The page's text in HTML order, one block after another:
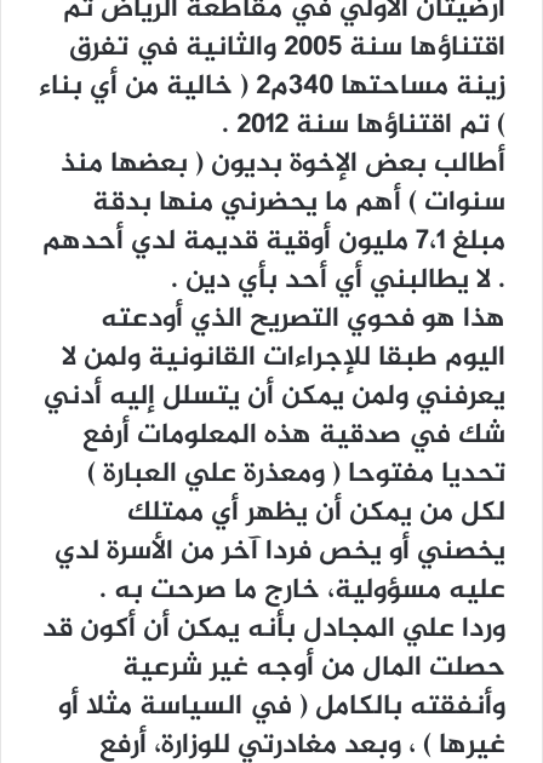
ﺃﺭﺿﻴﺘﺎﻥ ﺍﻷﻭﻟﻲ ﻓﻲ ﻣﻘﺎﻃﻌﺔ ﺍﻟﺮﻳﺎﺽ ﺗﻢ
ﺍﻗﺘﻨﺎﺅﻫﺎ ﺳﻨﺔ ٢٠٠٥ ﻭﺍﻟﺜﺎﻧﻴﺔ ﻓﻲ ﺗﻔﺮﻕ
ﺯﻳﻨﺔ ﻣﺴﺎﺣﺘﻬﺎ ٣٤٠ﻡ٢ ‏( ﺧﺎﻟﻴﺔ ﻣﻦ ﺃﻱ ﺑﻨﺎﺀ
‏) ﺗﻢ ﺍﻗﺘﻨﺎﺅﻫﺎ ﺳﻨﺔ ٢٠١٢ .
ﺃﻃﺎﻟﺐ ﺑﻌﺾ ﺍﻹﺧﻮﺓ ﺑﺪﻳﻮﻥ ‏( ﺑﻌﻀﻬﺎ ﻣﻨﺬ
ﺳﻨﻮﺍﺕ ‏) ﺃﻫﻢ ﻣﺎ ﻳﺤﻀﺮﻧﻲ ﻣﻨﻬﺎ ﺑﺪﻗﺔ
ﻣﺒﻠﻎ ٧،١ ﻣﻠﻴﻮﻥ ﺃﻭﻗﻴﺔ ﻗﺪﻳﻤﺔ ﻟﺪﻱ ﺃﺣﺪﻫﻢ
. ﻻ ﻳﻄﺎﻟﺒﻨﻲ ﺃﻱ ﺃﺣﺪ ﺑﺄﻱ ﺩﻳﻦ .
ﻫﺬﺍ ﻫﻮ ﻓﺤﻮﻱ ﺍﻟﺘﺼﺮﻳﺢ ﺍﻟﺬﻱ ﺃﻭﺩﻋﺘﻪ
ﺍﻟﻴﻮﻡ ﻃﺒﻘﺎ ﻟﻺﺟﺮﺍﺀﺍﺕ ﺍﻟﻘﺎﻧﻮﻧﻴﺔ ﻭﻟﻤﻦ ﻻ
ﻳﻌﺮﻓﻨﻲ ﻭﻟﻤﻦ ﻳﻤﻜﻦ ﺃﻥ ﻳﺘﺴﻠﻞ ﺇﻟﻴﻪ ﺃﺩﻧﻲ
ﺷﻚ ﻓﻲ ﺻﺪﻗﻴﺔ ﻫﺬﻩ ﺍﻟﻤﻌﻠﻮﻣﺎﺕ ﺃﺭﻓﻊ
ﺗﺤﺪﻳﺎ ﻣﻔﺘﻮﺣﺎ ‏( ﻭﻣﻌﺬﺭﺓ ﻋﻠﻲ ﺍﻟﻌﺒﺎﺭﺓ ‏)
ﻟﻜﻞ ﻣﻦ ﻳﻤﻜﻦ ﺃﻥ ﻳﻈﻬﺮ ﺃﻱ ﻣﻤﺘﻠﻚ
ﻳﺨﺼﻨﻲ ﺃﻭ ﻳﺨﺺ ﻓﺮﺩﺍ ﺁﺧﺮ ﻣﻦ ﺍﻷﺳﺮﺓ ﻟﺪﻱ
ﻋﻠﻴﻪ ﻣﺴﺆﻭﻟﻴﺔ، ﺧﺎﺭﺝ ﻣﺎ ﺻﺮﺣﺖ ﺑﻪ .
ﻭﺭﺩﺍ ﻋﻠﻲ ﺍﻟﻤﺠﺎﺩﻝ ﺑﺄﻧﻪ ﻳﻤﻜﻦ ﺃﻥ ﺃﻛﻮﻥ ﻗﺪ
ﺣﺼﻠﺖ ﺍﻟﻤﺎﻝ ﻣﻦ ﺃﻭﺟﻪ ﻏﻴﺮ ﺷﺮﻋﻴﺔ
ﻭﺃﻧﻔﻘﺘﻪ ﺑﺎﻟﻜﺎﻣﻞ ‏( ﻓﻲ ﺍﻟﺴﻴﺎﺳﺔ ﻣﺜﻼ ﺃﻭ
ﻏﻴﺮﻫﺎ ‏) ، ﻭﺑﻌﺪ ﻣﻐﺎﺩﺭﺗﻲ ﻟﻠﻮﺯﺍﺭﺓ، ﺃﺭﻓﻊ